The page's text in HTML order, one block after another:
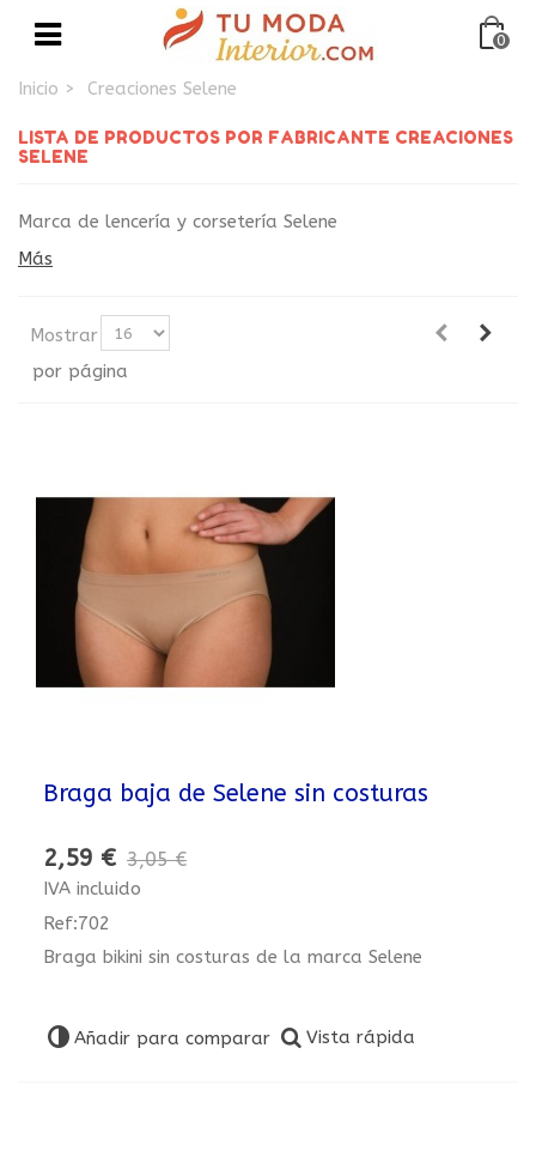
0
Inicio > Creaciones Selene
LISTA DE PRODUCTOS POR FABRICANTE CREACIONES
SELENE
Marca de lencería y corsetería Selene
Más
Mostrar
por página
Braga baja de Selene sin costuras
2,59 € 3,05 €
IVA incluido
Ref:702
Braga bikini sin costuras de la marca Selene
Añadir para comparar Vista rápida